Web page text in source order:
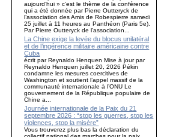
aujourd’hui » c’est le thème de la conférence
qui a été donnée par Pierre Outteryck de
l’association des Amis de Robespierre samedi
25 juillet à 11 heures au Panthéon (Paris 5e).
Par Pierre Outteryck de l’association...
La Chine exige la levée du blocus unilatéral
et de l’ingérence militaire américaine contre
Cuba
écrit par Reynaldo Henquen Mise à jour par
Reynaldo Henquen juillet 20, 2026 Pékin
condamne les mesures coercitives de
Washington et soutient l’appel massif de la
communauté internationale à l’ONU Le
gouvernement de la République populaire de
Chine a...
Journée internationale de la Paix du 21
septembre 2026 : “stop les guerres, stop les
violences, stop la misère”
Vous trouverez plus bas la déclaration du